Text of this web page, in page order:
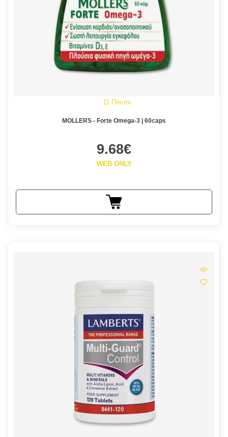
11 Πόντοι
MOLLERS - Forte Omega-3 | 60caps
9.68€
WEB ONLY